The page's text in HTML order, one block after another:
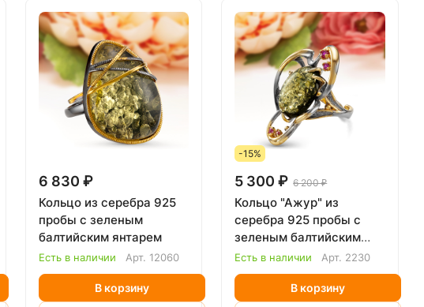
6 830 ₽
Кольцо из серебра 925
пробы с зеленым
балтийским янтарем
Есть в наличии Арт. 12060
В корзину
-15%
5 300 ₽ 6 200 ₽
Кольцо "Ажур" из
серебра 925 пробы с
зеленым балтийским
янтарем
Есть в наличии Арт. 2230
В корзину